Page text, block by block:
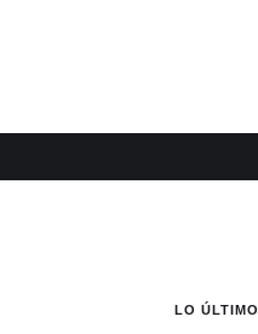
LO ÚLTIMO